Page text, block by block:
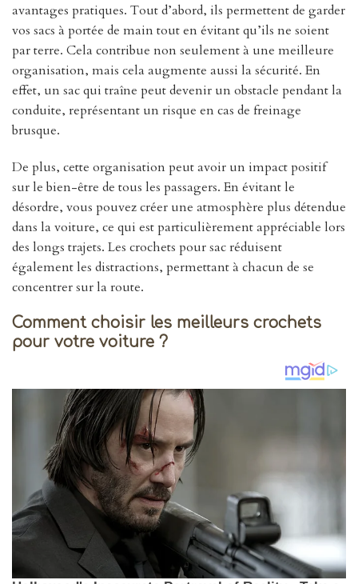
avantages pratiques. Tout d’abord, ils permettent de garder
vos sacs à portée de main tout en évitant qu’ils ne soient
par terre. Cela contribue non seulement à une meilleure
organisation, mais cela augmente aussi la sécurité. En
effet, un sac qui traîne peut devenir un obstacle pendant la
conduite, représentant un risque en cas de freinage
brusque.
De plus, cette organisation peut avoir un impact positif
sur le bien-être de tous les passagers. En évitant le
désordre, vous pouvez créer une atmosphère plus détendue
dans la voiture, ce qui est particulièrement appréciable lors
des longs trajets. Les crochets pour sac réduisent
également les distractions, permettant à chacun de se
concentrer sur la route.
Comment choisir les meilleurs crochets
pour votre voiture ?